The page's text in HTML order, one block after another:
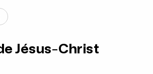
Jésus-Christ